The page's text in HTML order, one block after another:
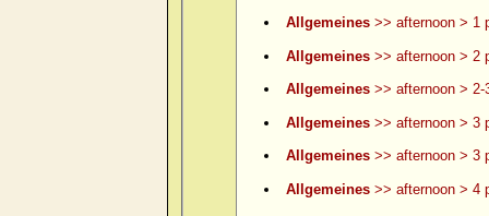
Allgemeines>> afternoon > 1
Allgemeines>> afternoon > 2
Allgemeines>> afternoon > 2-
Allgemeines>> afternoon > 3
Allgemeines>> afternoon > 3
Allgemeines>> afternoon > 4